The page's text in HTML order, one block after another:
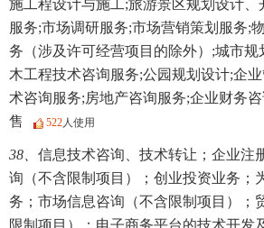
施工程设计与施工;旅游景区规划设计、
服务;市场调研服务;市场营销策划服务;
务（涉及许可经营项目的除外）;城市规
木工程技术咨询服务;公园规划设计;企
术咨询服务;房地产咨询服务;企业财务
售
522人使用
38、 信息技术咨询、技术转让；企业注
询（不含限制项目）；创业投资业务；
务；市场信息咨询（不含限制项目）；
限制项目）；电子商务平台的技术开发